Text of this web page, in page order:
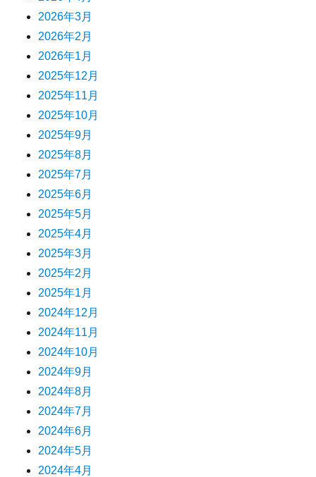
2026年3月
2026年2月
2026年1月
2025年12月
2025年11月
2025年10月
2025年9月
2025年8月
2025年7月
2025年6月
2025年5月
2025年4月
2025年3月
2025年2月
2025年1月
2024年12月
2024年11月
2024年10月
2024年9月
2024年8月
2024年7月
2024年6月
2024年5月
2024年4月